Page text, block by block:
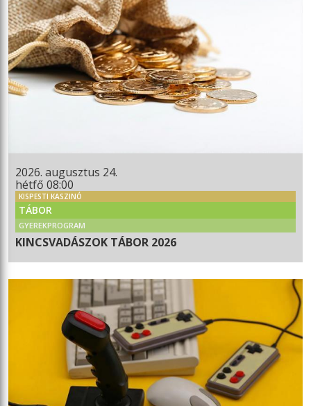
2026. augusztus 24.
hétfő 08:00
KISPESTI KASZINÓ
TÁBOR
GYEREKPROGRAM
KINCSVADÁSZOK TÁBOR 2026